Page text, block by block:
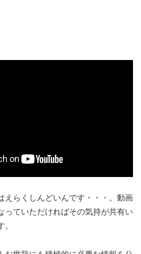
えらくしんどいんです・・・。動画
っていただければその気持が共有い